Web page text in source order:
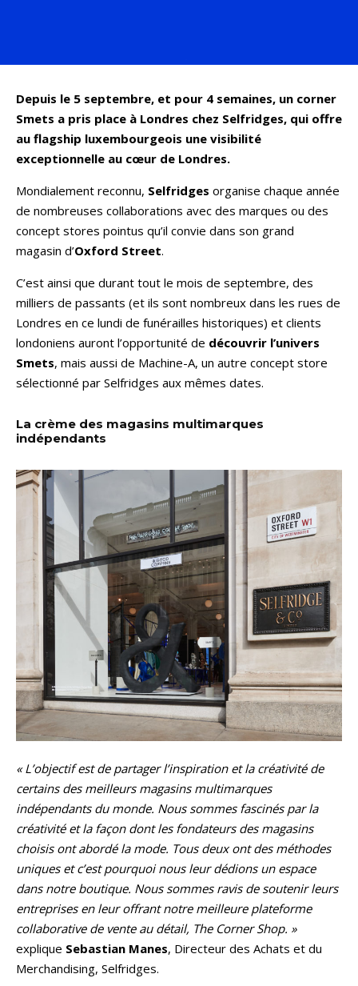
Depuis le 5 septembre, et pour 4 semaines, un corner
Smets a pris place à Londres chez Selfridges, qui offre
au flagship luxembourgeois une visibilité
exceptionnelle au cœur de Londres.
Mondialement reconnu, Selfridges organise chaque année
de nombreuses collaborations avec des marques ou des
concept stores pointus qu’il convie dans son grand
magasin d’Oxford Street.
C’est ainsi que durant tout le mois de septembre, des
milliers de passants (et ils sont nombreux dans les rues de
Londres en ce lundi de funérailles historiques) et clients
londoniens auront l’opportunité de découvrir l’univers
Smets, mais aussi de Machine-A, un autre concept store
sélectionné par Selfridges aux mêmes dates.
La crème des magasins multimarques
indépendants
« L’objectif est de partager l’inspiration et la créativité de
certains des meilleurs magasins multimarques
indépendants du monde. Nous sommes fascinés par la
créativité et la façon dont les fondateurs des magasins
choisis ont abordé la mode. Tous deux ont des méthodes
uniques et c’est pourquoi nous leur dédions un espace
dans notre boutique. Nous sommes ravis de soutenir leurs
entreprises en leur offrant notre meilleure plateforme
collaborative de vente au détail, The Corner Shop. »
explique Sebastian Manes, Directeur des Achats et du
Merchandising, Selfridges.